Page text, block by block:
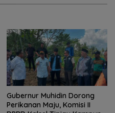
Gubernur Muhidin Dorong
Perikanan Maju, Komisi II